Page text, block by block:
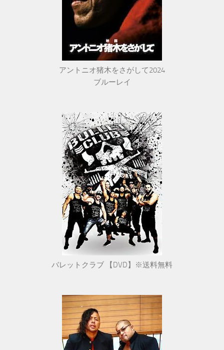
アントニオ猪木をさがして2024
ブルーレイ
バレットクラブ 【DVD】※送料無料